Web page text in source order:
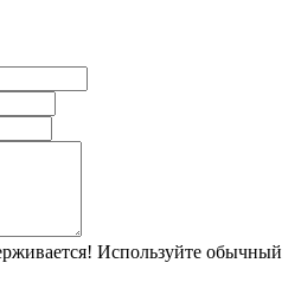
Используйте обычный